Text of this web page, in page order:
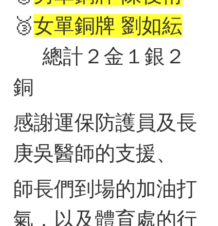
🥉女單銅牌 劉如紜
總計２金１銀２
銅
感謝運保防護員及長
庚吳醫師的支援、
師長們到場的加油打
氣，以及體育處的行